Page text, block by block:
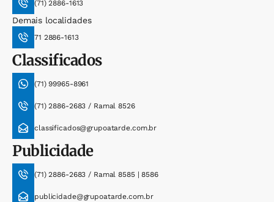
(71) 2886-1613
Demais localidades
71 2886-1613
Classificados
(71) 99965-8961
(71) 2886-2683 / Ramal 8526
classificados@grupoatarde.com.br
Publicidade
(71) 2886-2683 / Ramal 8585 | 8586
publicidade@grupoatarde.com.br